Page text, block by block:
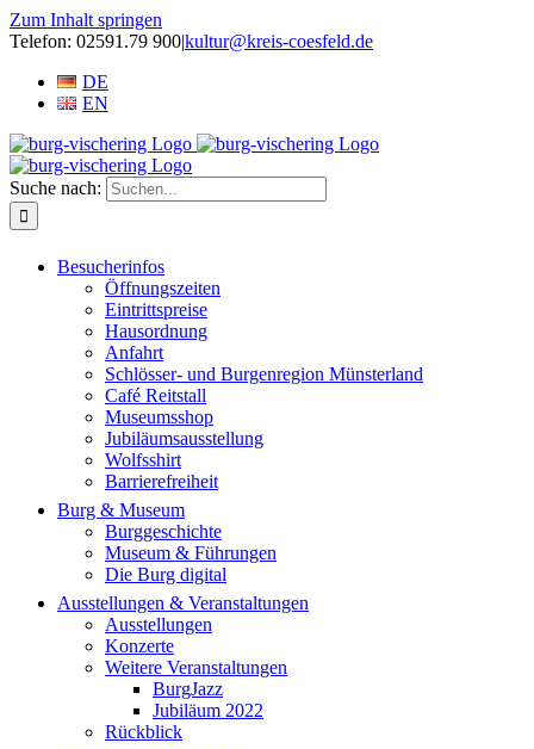
Zum Inhalt springen
Telefon: 02591.79 900|kultur@kreis-coesfeld.de
DE
EN
Suche nach:
Besucherinfos
Öffnungszeiten
Eintrittspreise
Hausordnung
Anfahrt
Schlösser- und Burgenregion Münsterland
Café Reitstall
Museumsshop
Jubiläumsausstellung
Wolfsshirt
Barrierefreiheit
Burg & Museum
Burggeschichte
Museum & Führungen
Die Burg digital
Ausstellungen & Veranstaltungen
Ausstellungen
Konzerte
Weitere Veranstaltungen
BurgJazz
Jubiläum 2022
Rückblick